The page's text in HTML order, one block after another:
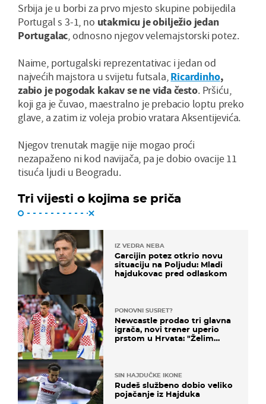
Srbija je u borbi za prvo mjesto skupine pobijedila
Portugal s 3-1, no utakmicu je obilježio jedan
Portugalac, odnosno njegov velemajstorski potez.
Naime, portugalski reprezentativac i jedan od
najvećih majstora u svijetu futsala,Ricardinho,
zabio je pogodak kakav se ne viđa često. Pršiću,
koji ga je čuvao, maestralno je prebacio loptu preko
glave, a zatim iz voleja probio vratara Aksentijevića.
Njegov trenutak magije nije mogao proći
nezapaženo ni kod navijača, pa je dobio ovacije 11
tisuća ljudi u Beogradu.
Tri vijesti o kojima se priča
IZ VEDRA NEBA
Garcijin potez otkrio novu
situaciju na Poljudu: Mladi
hajdukovac pred odlaskom
PONOVNI SUSRET?
Newcastle prodao tri glavna
igrača, novi trener uperio
prstom u Hrvata: "Želim
SIN HAJDUČKE IKONE
Rudeš službeno dobio veliko
pojačanje iz Hajduka